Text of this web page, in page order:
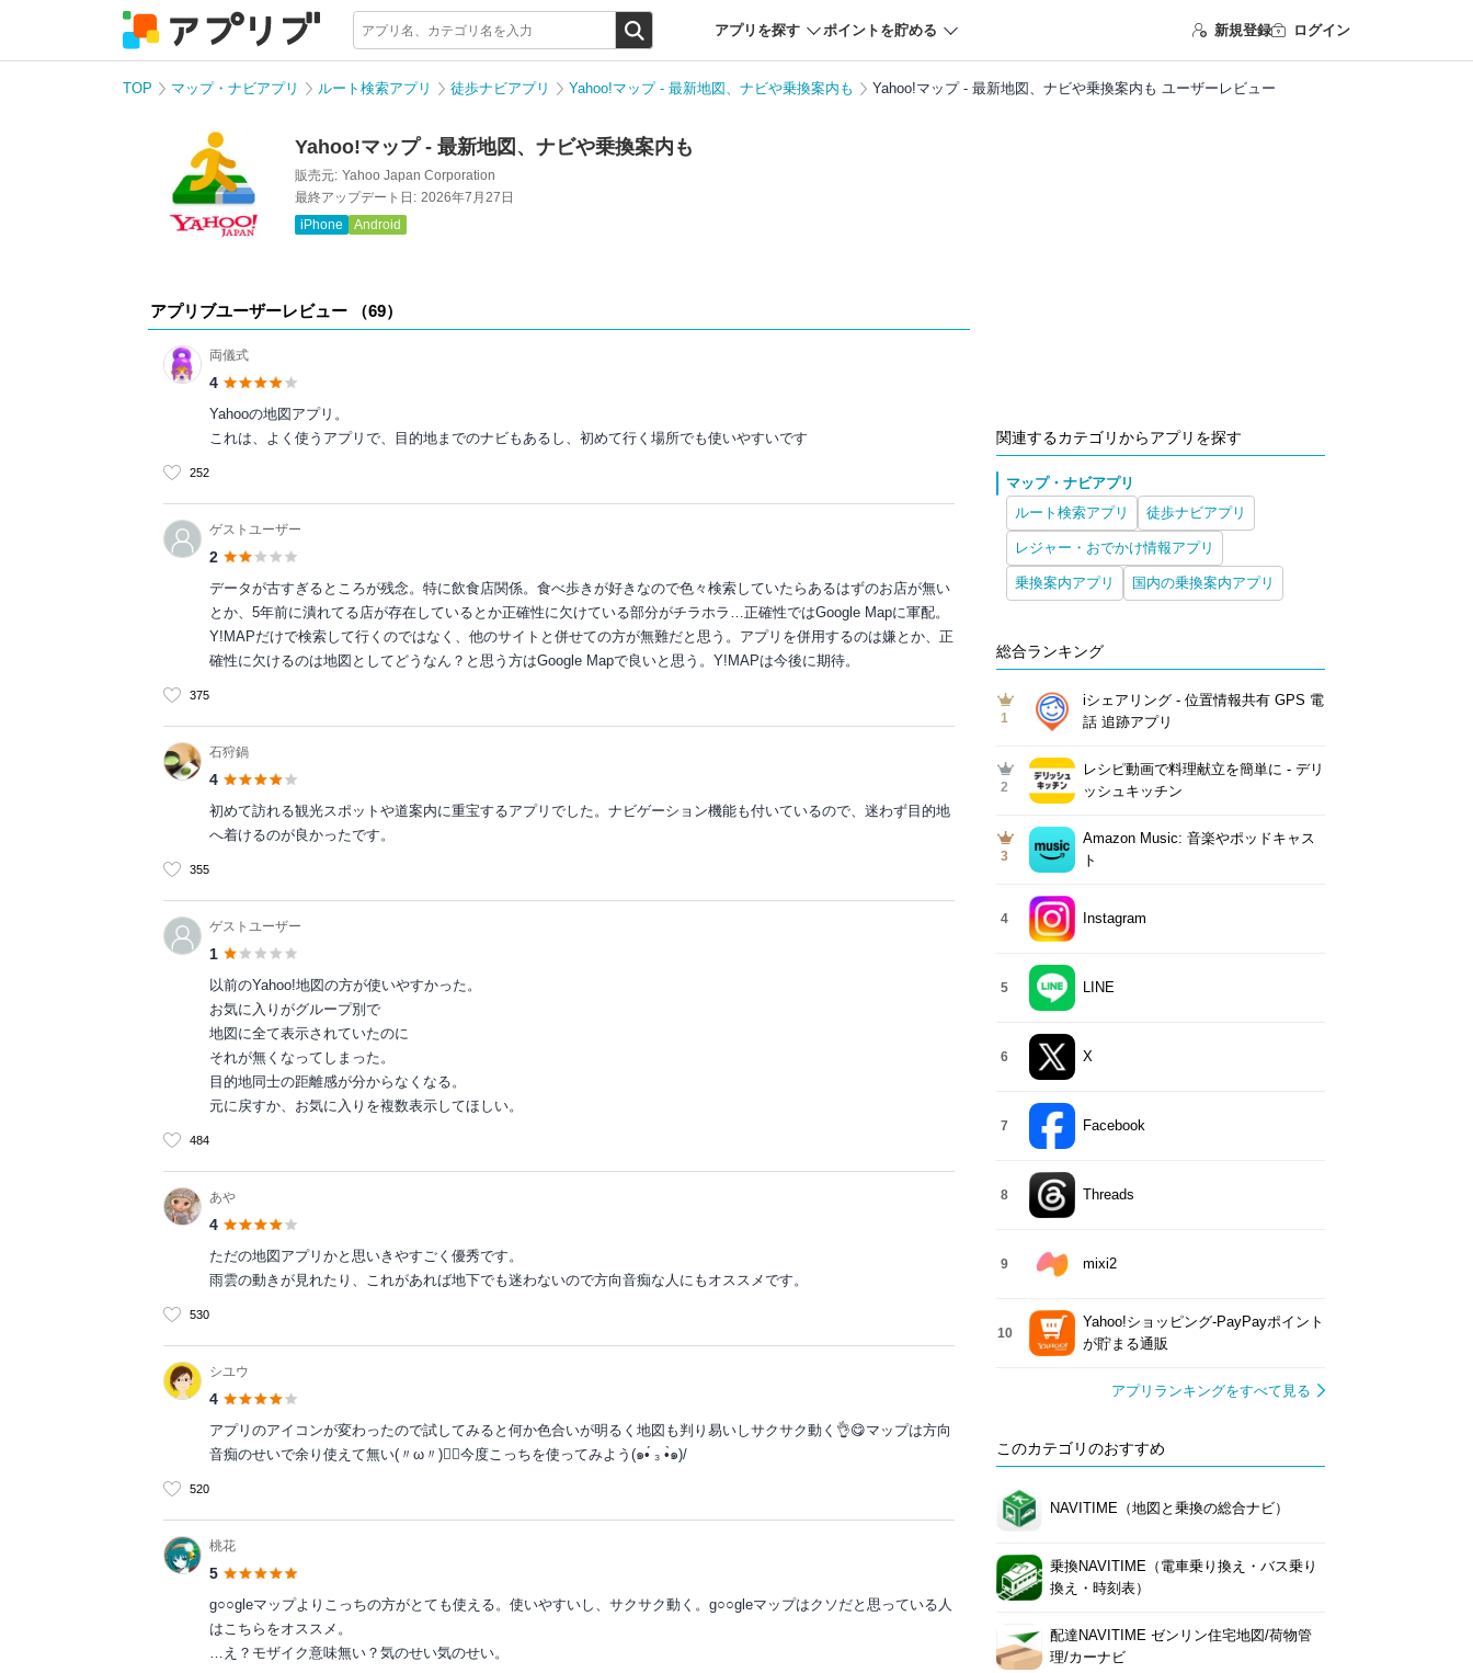
アプリを探す ポイントを貯める 新規登録 ログイン
TOP マップ・ナビアプリ ルート検索アプリ 徒歩ナビアプリ Yahoo!マップ - 最新地図、ナビや乗換案内も Yahoo!マップ - 最新地図、ナビや乗換案内も ユーザーレビュー
Yahoo!マップ - 最新地図、ナビや乗換案内も
販売元: Yahoo Japan Corporation
最終アップデート日: 2026年7月27日
iPhone
Android
アプリブユーザーレビュー （69）
両儀式
4
Yahooの地図アプリ。
これは、よく使うアプリで、目的地までのナビもあるし、初めて行く場所でも使いやすいです
252
ゲストユーザー
2
データが古すぎるところが残念。特に飲食店関係。食べ歩きが好きなので色々検索していたらあるはずのお店が無い
とか、5年前に潰れてる店が存在しているとか正確性に欠けている部分がチラホラ…正確性ではGoogle Mapに軍配。
Y!MAPだけで検索して行くのではなく、他のサイトと併せての方が無難だと思う。アプリを併用するのは嫌とか、正
確性に欠けるのは地図としてどうなん？と思う方はGoogle Mapで良いと思う。Y!MAPは今後に期待。
375
石狩鍋
4
初めて訪れる観光スポットや道案内に重宝するアプリでした。ナビゲーション機能も付いているので、迷わず目的地
へ着けるのが良かったです。
355
ゲストユーザー
1
以前のYahoo!地図の方が使いやすかった。
お気に入りがグループ別で
地図に全て表示されていたのに
それが無くなってしまった。
目的地同士の距離感が分からなくなる。
元に戻すか、お気に入りを複数表示してほしい。
484
あや
4
ただの地図アプリかと思いきやすごく優秀です。
雨雲の動きが見れたり、これがあれば地下でも迷わないので方向音痴な人にもオススメです。
530
シユウ
4
アプリのアイコンが変わったので試してみると何か色合いが明るく地図も判り易いしサクサク動く👌😋マップは方向
音痴のせいで余り使えて無い(〃ω〃)🏃‍♀️今度こっちを使ってみよう(๑•́ ₃ •̀๑)/
520
桃花
5
g○○gleマップよりこっちの方がとても使える。使いやすいし、サクサク動く。g○○gleマップはクソだと思っている人
はこちらをオススメ。
…え？モザイク意味無い？気のせい気のせい。
関連するカテゴリからアプリを探す
マップ・ナビアプリ
ルート検索アプリ
徒歩ナビアプリ
レジャー・おでかけ情報アプリ
乗換案内アプリ 国内の乗換案内アプリ
総合ランキング
1
iシェアリング - 位置情報共有 GPS 電
話 追跡アプリ
2
レシピ動画で料理献立を簡単‪に - デリ
ッシュキッチン
3
Amazon Music: 音楽やポッドキャス
ト
4 Instagram
5 LINE
6 X
7 Facebook
8 Threads
9 mixi2
10
Yahoo!ショッピング-PayPayポイント
が貯まる通販
アプリランキングをすべて見る
このカテゴリのおすすめ
NAVITIME（地図と乗換の総合ナビ）
乗換NAVITIME（電車乗り換え・バス乗り
換え・時刻表）
配達NAVITIME ゼンリン住宅地図/荷物管
理/カーナビ